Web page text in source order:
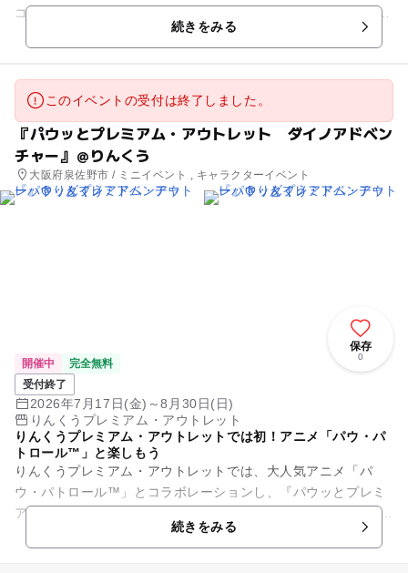
コラボレーション！パインアメをかたどった高さ約2.6mの大型
フォトスポットが登場し...続きをみる
このイベントの受付は終了しました。
『パウッとプレミアム・アウトレット ダイノアドベン
チャー』＠りんくう
大阪府泉佐野市 / ミニイベント , キャラクターイベント
保存
0
開催中
完全無料
受付終了
2026年7月17日(金)～8月30日(日)
りんくうプレミアム・アウトレット
りんくうプレミアム・アウトレットでは初！アニメ「パウ・パ
トロール™」と楽しもう
りんくうプレミアム・アウトレットでは、大人気アニメ「パ
ウ・パトロール™」とコラボレーションし、『パウッとプレミ
アム・アウトレット ダイノアドベンチャー』を2026年7月17
続きをみる